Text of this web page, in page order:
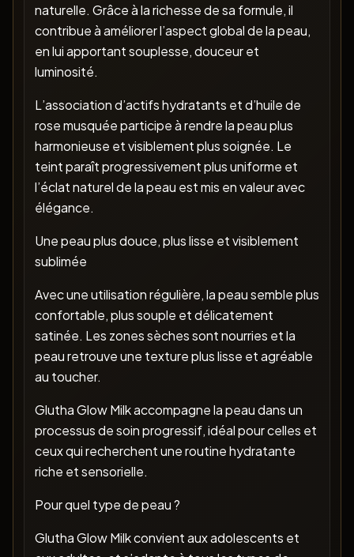
naturelle. Grâce à la richesse de sa formule, il
contribue à améliorer l’aspect global de la peau,
en lui apportant souplesse, douceur et
luminosité.
L’association d’actifs hydratants et d’huile de
rose musquée participe à rendre la peau plus
harmonieuse et visiblement plus soignée. Le
teint paraît progressivement plus uniforme et
l’éclat naturel de la peau est mis en valeur avec
élégance.
Une peau plus douce, plus lisse et visiblement
sublimée
Avec une utilisation régulière, la peau semble plus
confortable, plus souple et délicatement
satinée. Les zones sèches sont nourries et la
peau retrouve une texture plus lisse et agréable
au toucher.
Glutha Glow Milk accompagne la peau dans un
processus de soin progressif, idéal pour celles et
ceux qui recherchent une routine hydratante
riche et sensorielle.
Pour quel type de peau ?
Glutha Glow Milk convient aux adolescents et